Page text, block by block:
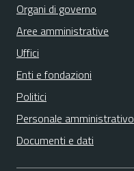
Organi di governo
Aree amministrative
Uffici
Enti e fondazioni
Politici
Personale amministrativo
Documenti e dati